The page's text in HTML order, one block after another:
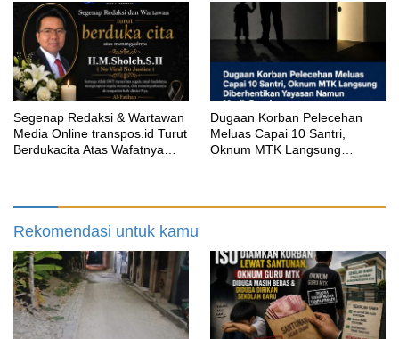
Segenap Redaksi & Wartawan
Media Online transpos.id Turut
Berdukacita Atas Wafatnya
‎Dugaan Korban Pelecehan
Meluas Capai 10 Santri,
Oknum MTK Langsung
Rekomendasi untuk kamu